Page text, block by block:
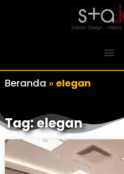
Beranda » elegan
Tag: elegan